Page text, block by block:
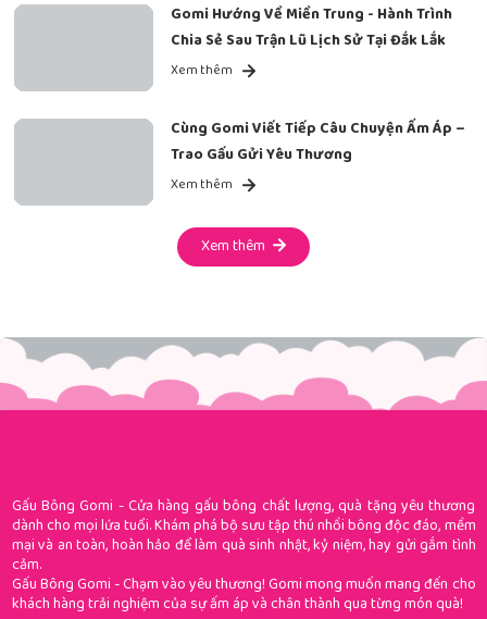
Gomi Hướng Về Miền Trung - Hành Trình
Chia Sẻ Sau Trận Lũ Lịch Sử Tại Đắk Lắk
Xem thêm
Cùng Gomi Viết Tiếp Câu Chuyện Ấm Áp –
Trao Gấu Gửi Yêu Thương
Xem thêm
Xem thêm
Gấu Bông Gomi - Cửa hàng gấu bông chất lượng, quà tặng yêu thương
dành cho mọi lứa tuổi. Khám phá bộ sưu tập thú nhồi bông độc đáo, mềm
mại và an toàn, hoàn hảo để làm quà sinh nhật, kỷ niệm, hay gửi gắm tình
cảm.
Gấu Bông Gomi - Chạm vào yêu thương! Gomi mong muốn mang đến cho
khách hàng trải nghiệm của sự ấm áp và chân thành qua từng món quà!